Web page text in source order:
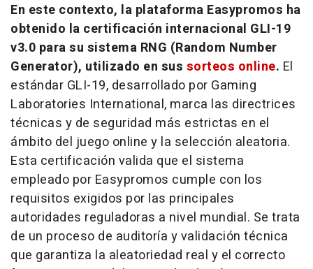
En este contexto, la plataforma Easypromos ha
obtenido la certificación internacional GLI-19
v3.0 para su sistema RNG (Random Number
Generator), utilizado en sus sorteos online. El
estándar GLI-19, desarrollado por Gaming
Laboratories International, marca las directrices
técnicas y de seguridad más estrictas en el
ámbito del juego online y la selección aleatoria.
Esta certificación valida que el sistema
empleado por Easypromos cumple con los
requisitos exigidos por las principales
autoridades reguladoras a nivel mundial. Se trata
de un proceso de auditoría y validación técnica
que garantiza la aleatoriedad real y el correcto